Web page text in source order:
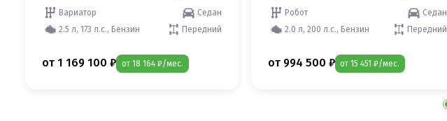
Вариатор
Седан
2.5 л, 173 л.с., Бензин
Передний
от 1 169 100 ₽ от 18 164 ₽/мес.
Робот
Седан
2.0 л, 200 л.с., Бензин
Передний
от 994 500 ₽ от 15 451 ₽/мес.